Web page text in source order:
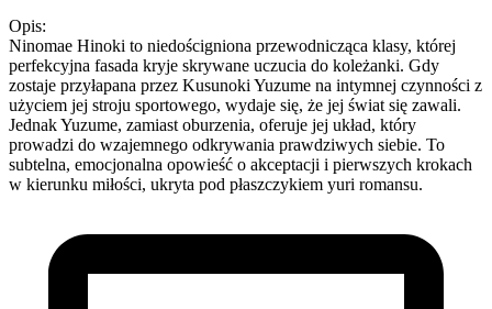
Opis:
Ninomae Hinoki to niedościgniona przewodnicząca klasy, której
perfekcyjna fasada kryje skrywane uczucia do koleżanki. Gdy
zostaje przyłapana przez Kusunoki Yuzume na intymnej czynności z
użyciem jej stroju sportowego, wydaje się, że jej świat się zawali.
Jednak Yuzume, zamiast oburzenia, oferuje jej układ, który
prowadzi do wzajemnego odkrywania prawdziwych siebie. To
subtelna, emocjonalna opowieść o akceptacji i pierwszych krokach
w kierunku miłości, ukryta pod płaszczykiem yuri romansu.